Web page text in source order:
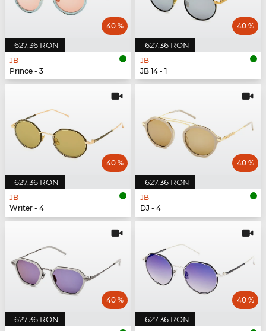
627,36 RON
40 %
JB
Prince - 3
627,36 RON
40 %
JB
JB 14 - 1
627,36 RON
40 %
JB
Writer - 4
627,36 RON
40 %
JB
DJ - 4
627,36 RON
40 %
627,36 RON
40 %